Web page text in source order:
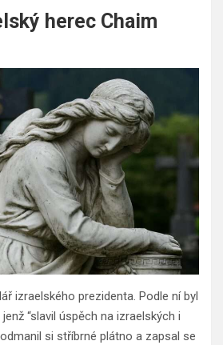
herec Chaim
izraelského prezidenta. Podle ní byl
“slavil úspěch na izraelských i
si stříbrné plátno a zapsal se